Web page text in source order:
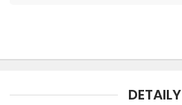
ANIMONDA Integra
APPLAWS DETAILY